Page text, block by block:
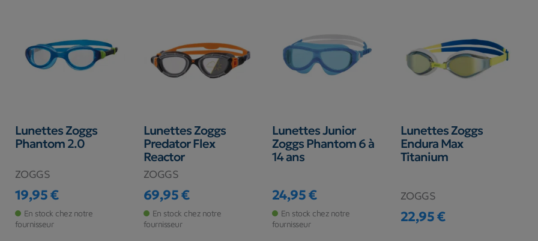
Lunettes Zoggs
Phantom 2.0
ZOGGS
Prix
19,95 €
En stock chez notre
fournisseur
Lunettes Zoggs
Predator Flex
Reactor
ZOGGS
Prix
69,95 €
En stock chez notre
fournisseur
Lunettes Junior
Zoggs Phantom 6 à
14 ans
Prix
24,95 €
En stock chez notre
fournisseur
Lunettes Zoggs
Endura Max
Titanium
ZOGGS
Prix
22,95 €